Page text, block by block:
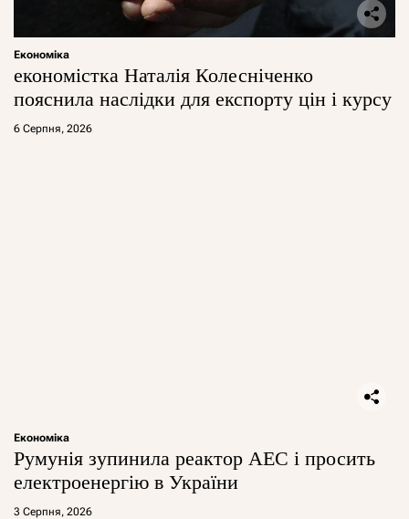
Економіка
економістка Наталія Колесніченко
пояснила наслідки для експорту цін і курсу
6 Серпня, 2026
Економіка
Румунія зупинила реактор АЕС і просить
електроенергію в України
3 Серпня, 2026